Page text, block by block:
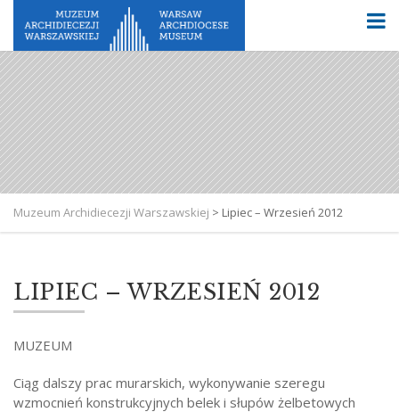
Muzeum Archidiecezji Warszawskiej > Lipiec – Wrzesień 2012
LIPIEC – WRZESIEŃ 2012
MUZEUM
Ciąg dalszy prac murarskich, wykonywanie szeregu
wzmocnień konstrukcyjnych belek i słupów żelbetowych